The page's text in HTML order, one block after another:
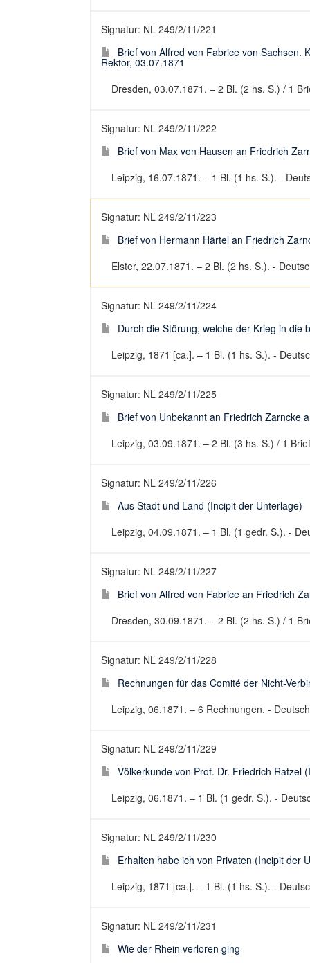
Signatur: NL 249/2/11/221
Brief von Alfred von Fabrice von Sachsen.
Rektor, 03.07.1871
Dresden, 03.07.1871. – 2 Bl. (2 hs. S.) / 1
Signatur: NL 249/2/11/222
Brief von Max von Hausen an Friedrich
Leipzig, 16.07.1871. – 1 Bl. (1 hs. S.). -
Signatur: NL 249/2/11/223
Brief von Hermann Härtel an Friedrich
Elster, 22.07.1871. – 2 Bl. (2 hs. S.). -
Signatur: NL 249/2/11/224
Durch die Störung, welche der Krieg in die
Leipzig, 1871 [ca.]. – 1 Bl. (1 hs. S.). -
Signatur: NL 249/2/11/225
Brief von Unbekannt an Friedrich Zarncke
Leipzig, 03.09.1871. – 2 Bl. (3 hs. S.) / 1
Signatur: NL 249/2/11/226
Aus Stadt und Land (Incipit der Unterlage)
Leipzig, 04.09.1871. – 1 Bl. (1 gedr. S.). -
Signatur: NL 249/2/11/227
Brief von Alfred von Fabrice an Friedrich
Dresden, 30.09.1871. – 2 Bl. (2 hs. S.) / 1
Signatur: NL 249/2/11/228
Rechnungen für das Comité der Nicht-
Leipzig, 06.1871. – 6 Rechnungen. -
Signatur: NL 249/2/11/229
Völkerkunde von Prof. Dr. Friedrich Ratzel
Leipzig, 06.1871. – 1 Bl. (1 gedr. S.). -
Signatur: NL 249/2/11/230
Erhalten habe ich von Privaten (Incipit der
Leipzig, 1871 [ca.]. – 1 Bl. (1 hs. S.). -
Signatur: NL 249/2/11/231
Wie der Rhein verloren ging